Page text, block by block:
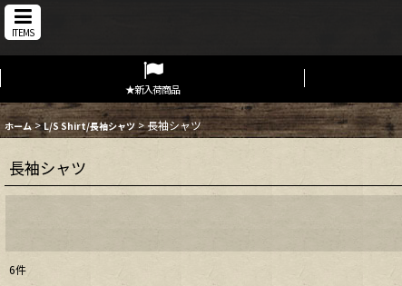
ITEMS
★新入荷商品
ホーム > L/S Shirt/長袖シャツ >長袖シャツ
長袖シャツ
6件